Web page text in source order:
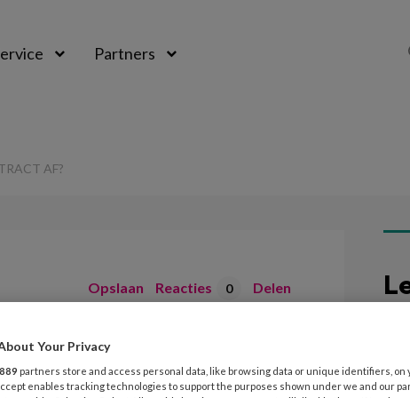
Partners
AF?
Opslaan Reacties 0 Delen
een contract af?
Your Privacy
889 partners store and access personal data, like browsing data or unique identifiers, on
enables tracking technologies to support the purposes shown under we and our